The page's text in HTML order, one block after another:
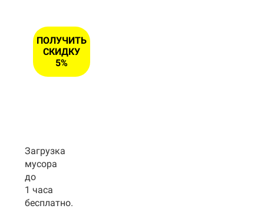
ПОЛУЧИТЬ
СКИДКУ
5%
Загрузка
мусора
до
1 часа
бесплатно.